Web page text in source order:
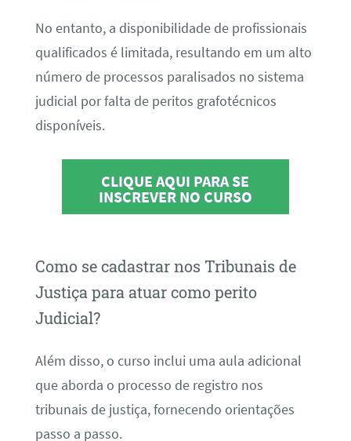
No entanto, a disponibilidade de profissionais
qualificados é limitada, resultando em um alto
número de processos paralisados no sistema
judicial por falta de peritos grafotécnicos
disponíveis.
CLIQUE AQUI PARA SE
INSCREVER NO CURSO
Como se cadastrar nos Tribunais de
Justiça para atuar como perito
Judicial?
Além disso, o curso inclui uma aula adicional
que aborda o processo de registro nos
tribunais de justiça, fornecendo orientações
passo a passo.